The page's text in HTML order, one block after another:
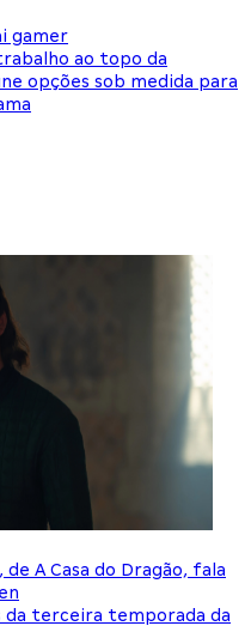
gamer
ao topo da
opções sob medida para
A Casa do Dragão, fala
da terceira temporada da